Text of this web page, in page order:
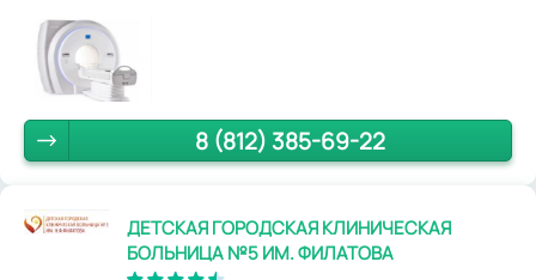
8 (812) 385-69-22
ДЕТСКАЯ ГОРОДСКАЯ КЛИНИЧЕСКАЯ
БОЛЬНИЦА №5 ИМ. ФИЛАТОВА